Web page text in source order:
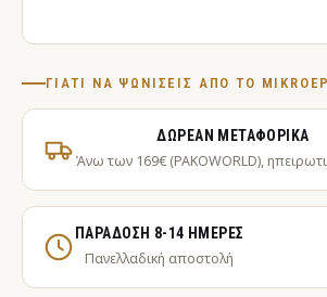
ΓΙΑΤΊ ΝΑ ΨΩΝΊΣΕΙΣ ΑΠΌ ΤΟ
ΔΩΡΕΆΝ ΜΕΤΑΦΟΡΙΚΆ
Άνω των 169€ (PAKOWORLD),
ΠΑΡΆΔΟΣΗ 8-14 ΗΜΈΡΕΣ
Πανελλαδική αποστολή